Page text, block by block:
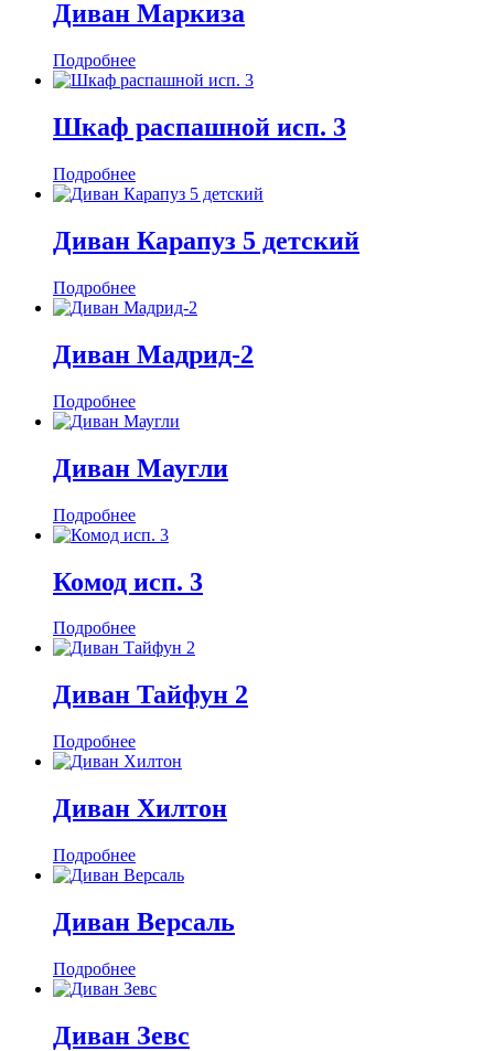
Диван Маркиза
Подробнее
Шкаф распашной исп. 3
Подробнее
Диван Карапуз 5 детский
Подробнее
Диван Мадрид-2
Подробнее
Диван Маугли
Подробнее
Комод исп. 3
Подробнее
Диван Тайфун 2
Подробнее
Диван Хилтон
Подробнее
Диван Версаль
Подробнее
Диван Зевс